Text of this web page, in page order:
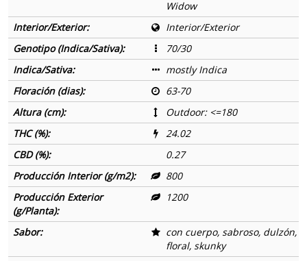
Widow
Interior/Exterior:
Interior/Exterior
Genotipo (Indica/Sativa):
70/30
Indica/Sativa:
mostly Indica
Floración (dias):
63-70
Altura (cm):
Outdoor: <=180
THC (%):
24.02
CBD (%):
0.27
Producción Interior (g/m2):
800
Producción Exterior
(g/Planta):
1200
Sabor:
con cuerpo, sabroso, dulzón,
floral, skunky